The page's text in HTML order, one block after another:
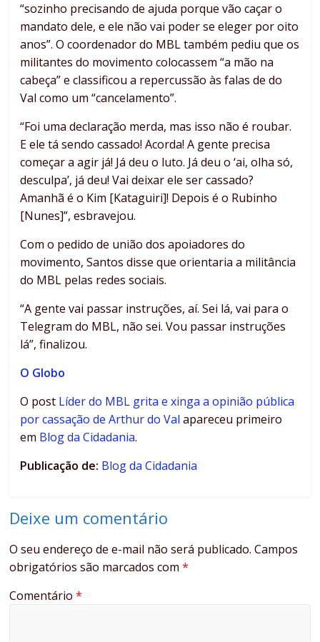
“sozinho precisando de ajuda porque vão caçar o
mandato dele, e ele não vai poder se eleger por oito
anos”. O coordenador do MBL também pediu que os
militantes do movimento colocassem “a mão na
cabeça” e classificou a repercussão às falas de do
Val como um “cancelamento”.
“Foi uma declaração merda, mas isso não é roubar.
E ele tá sendo cassado! Acorda! A gente precisa
começar a agir já! Já deu o luto. Já deu o ‘ai, olha só,
desculpa’, já deu! Vai deixar ele ser cassado?
Amanhã é o Kim [Kataguiri]! Depois é o Rubinho
[Nunes]”, esbravejou.
Com o pedido de união dos apoiadores do
movimento, Santos disse que orientaria a militância
do MBL pelas redes sociais.
“A gente vai passar instruções, aí. Sei lá, vai para o
Telegram do MBL, não sei. Vou passar instruções
lá”, finalizou.
O Globo
O post Líder do MBL grita e xinga a opinião pública
por cassação de Arthur do Val apareceu primeiro
em Blog da Cidadania.
Publicação de: Blog da Cidadania
Deixe um comentário
O seu endereço de e-mail não será publicado. Campos
obrigatórios são marcados com*
Comentário*